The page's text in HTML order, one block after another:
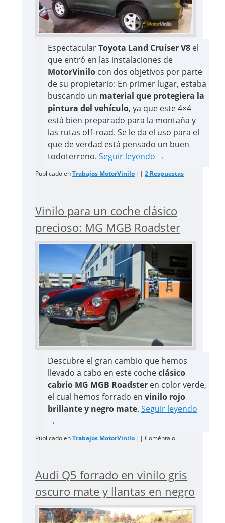
EspectacularToyota Land Cruiser V8 el
que entró en las instalaciones de
MotorVinilo con dos objetivos por parte
de su propietario: En primer lugar, estaba
buscando un material que protegiera la
pintura del vehículo, ya que este 4×4
está bien preparado para la montaña y
las rutas off-road. Se le da el uso para el
que de verdad está pensado un buen
todoterreno.Seguir leyendo →
Publicado enTrabajos MotorVinilo ||2 Respuestas
Vinilo para un coche clásico
precioso: MG MGB Roadster
Descubre el gran cambio que hemos
llevado a cabo en este cocheclásico
cabrio MG MGB Roadster en color verde,
el cual hemos forrado envinilo rojo
brillante y negro mate.Seguir leyendo
→
Publicado enTrabajos MotorVinilo ||Coméntalo
Audi Q5 forrado en vinilo gris
oscuro mate y llantas en negro